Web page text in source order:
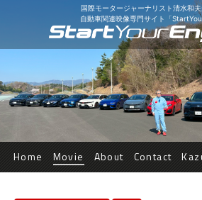
国際モータージャーナリスト清水和
自動車関連映像専門サイト「
Home Movie About Contact